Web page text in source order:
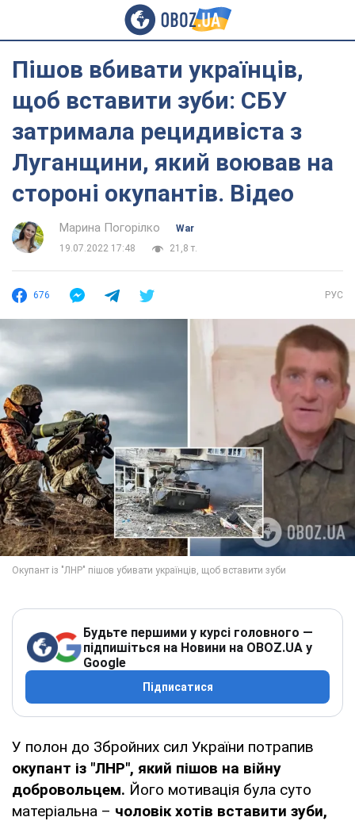
Пішов вбивати українців,
щоб вставити зуби: СБУ
затримала рецидивіста з
Луганщини, який воював на
стороні окупантів. Відео
Марина Погорілко
War
19.07.2022 17:48
21,8 т.
676 РУС
Будьте першими у курсі головного —
підпишіться на Новини на OBOZ.UA у
Google
Підписатися
У полон до Збройних сил України потрапив
окупант із "ЛНР", який пішов на війну
добровольцем. Його мотивація була суто
матеріальна – чоловік хотів вставити зуби,